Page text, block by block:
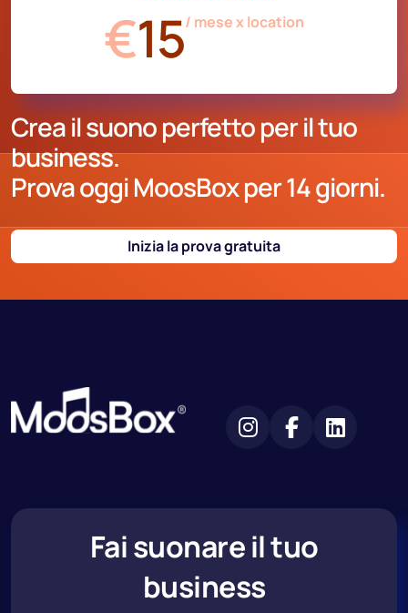
Crea il suono perfetto per il tuo
business.
Prova oggi MoosBox per 14 giorni.
Inizia la prova gratuita
€15/ mese x location
Fai suonare il tuo
business